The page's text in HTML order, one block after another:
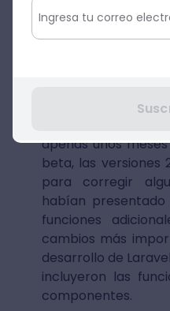
veremos más
programa
mercado en 2011,
apenas unos
beta, las
para corregir
habían
funciones
cambios más
desarrollo de
incluyeron las
componentes.